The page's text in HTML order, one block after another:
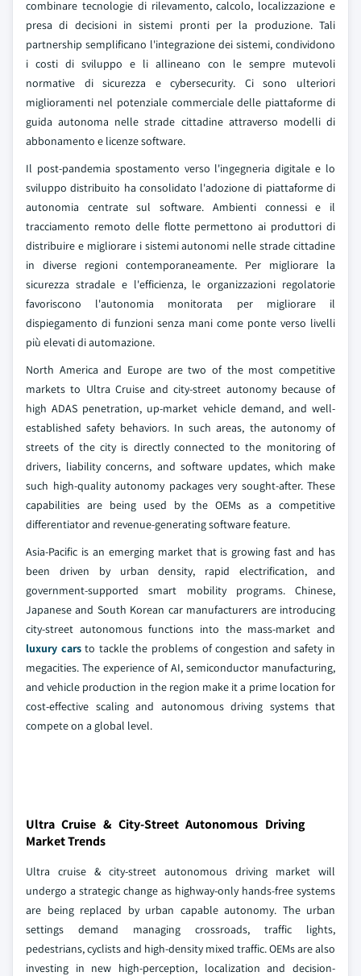
combinare tecnologie di rilevamento, calcolo, localizzazione e
presa di decisioni in sistemi pronti per la produzione. Tali
partnership semplificano l'integrazione dei sistemi, condividono
i costi di sviluppo e li allineano con le sempre mutevoli
normative di sicurezza e cybersecurity. Ci sono ulteriori
miglioramenti nel potenziale commerciale delle piattaforme di
guida autonoma nelle strade cittadine attraverso modelli di
abbonamento e licenze software.
Il post-pandemia spostamento verso l'ingegneria digitale e lo
sviluppo distribuito ha consolidato l'adozione di piattaforme di
autonomia centrate sul software. Ambienti connessi e il
tracciamento remoto delle flotte permettono ai produttori di
distribuire e migliorare i sistemi autonomi nelle strade cittadine
in diverse regioni contemporaneamente. Per migliorare la
sicurezza stradale e l'efficienza, le organizzazioni regolatorie
favoriscono l'autonomia monitorata per migliorare il
dispiegamento di funzioni senza mani come ponte verso livelli
più elevati di automazione.
North America and Europe are two of the most competitive
markets to Ultra Cruise and city-street autonomy because of
high ADAS penetration, up-market vehicle demand, and well-
established safety behaviors. In such areas, the autonomy of
streets of the city is directly connected to the monitoring of
drivers, liability concerns, and software updates, which make
such high-quality autonomy packages very sought-after. These
capabilities are being used by the OEMs as a competitive
differentiator and revenue-generating software feature.
Asia-Pacific is an emerging market that is growing fast and has
been driven by urban density, rapid electrification, and
government-supported smart mobility programs. Chinese,
Japanese and South Korean car manufacturers are introducing
city-street autonomous functions into the mass-market and
luxury carsto tackle the problems of congestion and safety in
megacities. The experience of AI, semiconductor manufacturing,
and vehicle production in the region make it a prime location for
cost-effective scaling and autonomous driving systems that
compete on a global level.
Ultra Cruise & City-Street Autonomous Driving
Market Trends
Ultra cruise & city-street autonomous driving market will
undergo a strategic change as highway-only hands-free systems
are being replaced by urban capable autonomy. The urban
settings demand managing crossroads, traffic lights,
pedestrians, cyclists and high-density mixed traffic. OEMs are also
investing in new high-perception, localization and decision-